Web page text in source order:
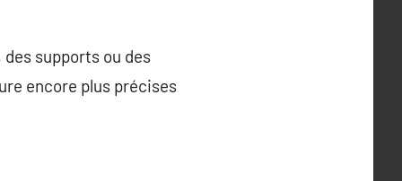
supports ou des
encore plus précises